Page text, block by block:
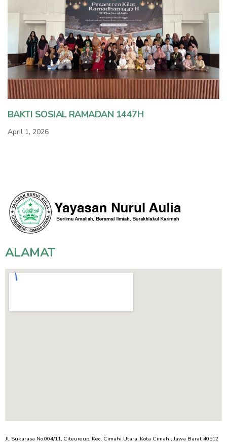
BAKTI SOSIAL RAMADAN 1447H
April 1, 2026
ALAMAT
Jl. Sukarasa No.004/11, Citeureup, Kec. Cimahi Utara, Kota Cimahi, Jawa Barat 40512